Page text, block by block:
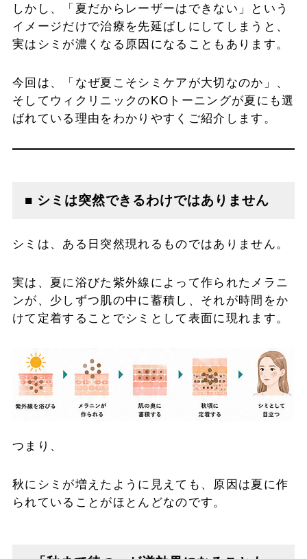
しかし、「夏だからレーザーはできない」という
イメージだけで治療を先延ばしにしてしまうと、
実はシミが濃くなる原因になることもあります。
今回は、「なぜ夏こそシミケアが大切なのか」、
そしてウィクリニックのKOトーニングが夏にも選
ばれている理由をわかりやすくご紹介します。
■ シミは突然できるわけではありません
シミは、ある日突然現れるものではありません。
実は、夏に浴びた紫外線によって作られたメラニ
ンが、少しずつ肌の中に蓄積し、それが時間をか
けて定着することでシミとして表面に現れます。
つまり、
秋にシミが増えたように見えても、原因は夏に作
られていることがほとんどなのです。